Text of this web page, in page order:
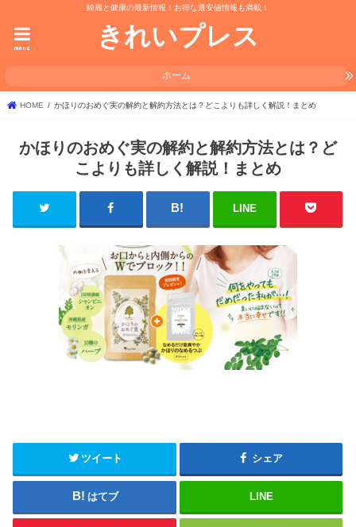
綺麗と健康の最新情報！お得な最安値情報も満載！
きれいプレス
menu
ホーム
HOME かほりのおめぐ実の解約と解約方法とは？どこよりも詳しく解説！まとめ
かほりのおめぐ実の解約と解約方法とは？ど
こよりも詳しく解説！まとめ
LINE
ツイート シェア
はてブ LINE